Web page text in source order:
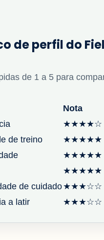
de perfil do
de 1 a 5 para
Nota
★★★★☆
de treino
★★★★★
★★★★★
★★★★★
de cuidado★★★☆☆
a latir
★★★☆☆